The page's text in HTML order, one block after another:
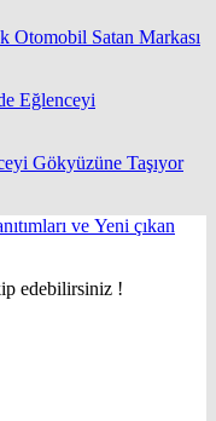
Otomobil Satan Markası
Gökyüzüne Taşıyor
edebilirsiniz !